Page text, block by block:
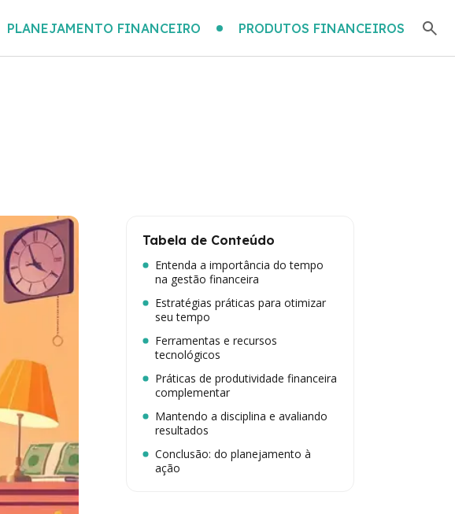
PLANEJAMENTO FINANCEIRO PRODUTOS FINANCEIROS
Tabela de Conteúdo
Entenda a importância do tempo
na gestão financeira
Estratégias práticas para otimizar
seu tempo
Ferramentas e recursos
tecnológicos
Práticas de produtividade financeira
complementar
Mantendo a disciplina e avaliando
resultados
Conclusão: do planejamento à
ação